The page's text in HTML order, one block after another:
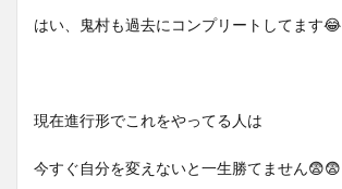
はい、鬼村も過去にコンプリートしてます😂
現在進行形でこれをやってる人は
今すぐ自分を変えないと一生勝てません😨😨